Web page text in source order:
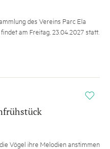
des Vereins Parc Ela
am Freitag, 23.04.2027 statt.
i
Vögel ihre Melodien anstimmen